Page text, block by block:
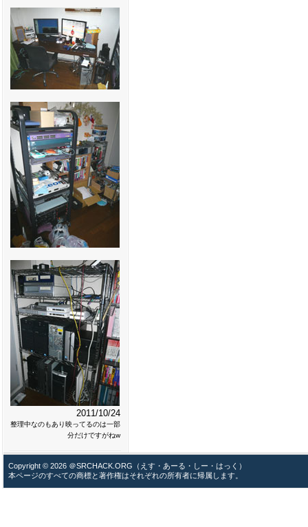
2011/10/24
整理中なのもあり映ってるのは一部
分だけですがねw
Copyright © 2026 ＠SRCHACK.ORG（えす・あーる・しー・はっく）
本ページのすべての商標と著作権はそれぞれの所有者に帰属します。